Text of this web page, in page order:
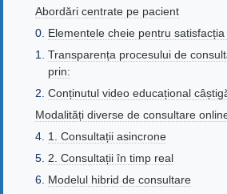
Abordări centrate pe pacient
Elementele cheie pentru
Transparența procesului de
prin:
Conținutul video educațional
Modalități diverse de consultare
1. Consultații asincrone
2. Consultații în timp real
Modelul hibrid de consultare